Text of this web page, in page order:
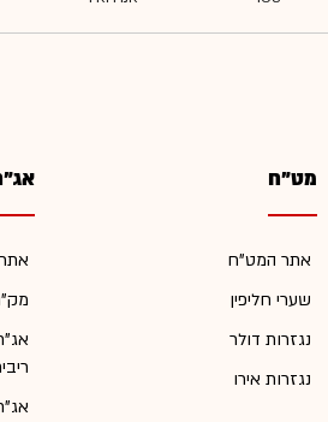
מט"ח
אתר המט"ח
שערי חליפין
נגזרות דולר
נגזרות אירו